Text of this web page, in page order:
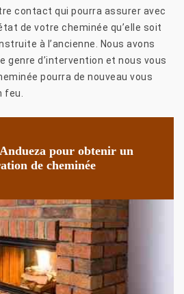
contact qui pourra assurer avec
de votre cheminée qu’elle soit
à l’ancienne. Nous avons
genre d’intervention et nous vous
pourra de nouveau vous
feu.
pour obtenir un
de cheminée